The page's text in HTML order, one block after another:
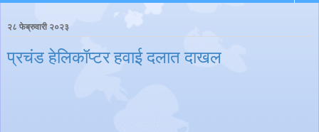
२८ फेब्रुवारी २०२३
प्रचंड हेलिकॉप्टर हवाई दलात दाखल